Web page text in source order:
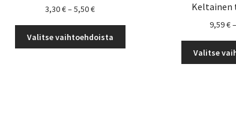
3,30€–5,50€Hintaluokka:
-
5,50 €
Valitse vaihtoehdoista
Keltainen
9,59€–
Valitse